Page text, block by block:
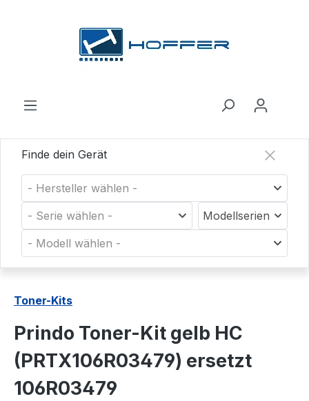
Finde dein Gerät
- Hersteller wählen -
- Serie wählen -
Modellserien
- Modell wählen -
Toner-Kits
Prindo Toner-Kit gelb HC
(PRTX106R03479) ersetzt
106R03479